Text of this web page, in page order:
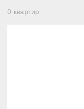
0 квартир